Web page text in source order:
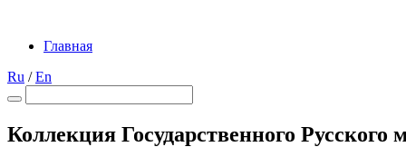
Главная
Ru /En
Коллекция Государственного Русского